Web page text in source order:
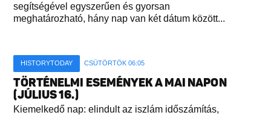
segítségével egyszerűen és gyorsan
meghatározható, hány nap van két dátum között...
HISTORYTODAY CSÜTÖRTÖK 06:05
TÖRTÉNELMI ESEMÉNYEK A MAI NAPON
(JÚLIUS 16.)
Kiemelkedő nap: elindult az iszlám időszámítás,